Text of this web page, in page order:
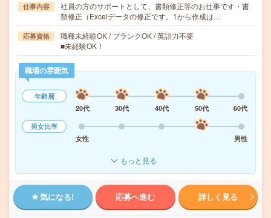
仕事内容
社員の方のサポートとして、書類修正等のお仕事です・書
類修正（Excelデータの修正です。1から作成は…
応募資格
職種未経験OK / ブランクOK / 英語力不要
■未経験OK！
職場の雰囲気
年齢層
20代
30代 40代 50代
60代
男女比率
女性
男性
もっと見る
気になる! 応募へ進む 詳しく見る